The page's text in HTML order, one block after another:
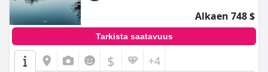
Alkaen 748 $
Tarkista saatavuus
$ +4